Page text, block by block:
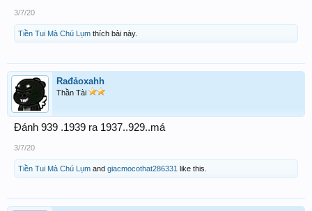
Chúc mn t6 may mắn
3/7/20
Tiền Tui Mà Chú Lụm thích bài này.
Rađảoxahh
Thần Tài
Đánh 939 .1939 ra 1937..929..má
3/7/20
Tiền Tui Mà Chú Lụm and giacmocothat286331 like this.